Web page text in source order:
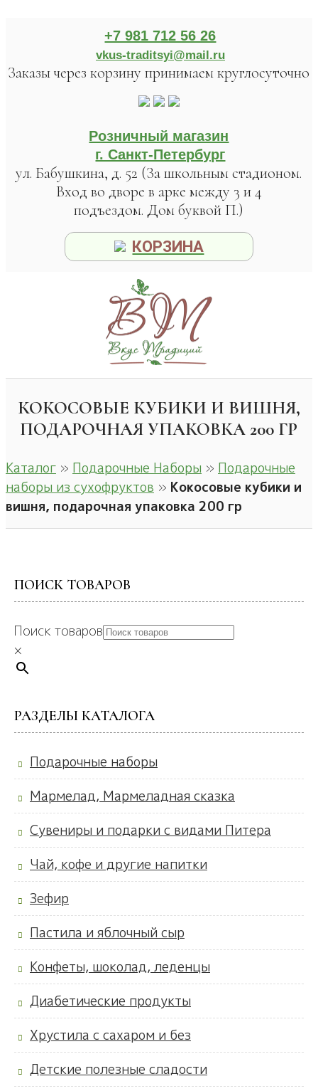
+7 981 712 56 26
vkus-traditsyi@mail.ru
Заказы через корзину принимаем круглосуточно
Розничный магазин
г. Санкт-Петербург
ул. Бабушкина, д. 52 (За школьным стадионом.
Вход во дворе в арке между 3 и 4
подъездом. Дом буквой П.)
КОРЗИНА
КОКОСОВЫЕ КУБИКИ И ВИШНЯ,
ПОДАРОЧНАЯ УПАКОВКА 200 ГР
Каталог » Подарочные Наборы » Подарочные
наборы из сухофруктов » Кокосовые кубики и
вишня, подарочная упаковка 200 гр
ПОИСК ТОВАРОВ
Поиск товаров
×
РАЗДЕЛЫ КАТАЛОГА
Подарочные наборы
Мармелад, Мармеладная сказка
Сувениры и подарки с видами Питера
Чай, кофе и другие напитки
Зефир
Пастила и яблочный сыр
Конфеты, шоколад, леденцы
Диабетические продукты
Хрустила с сахаром и без
Детские полезные сладости